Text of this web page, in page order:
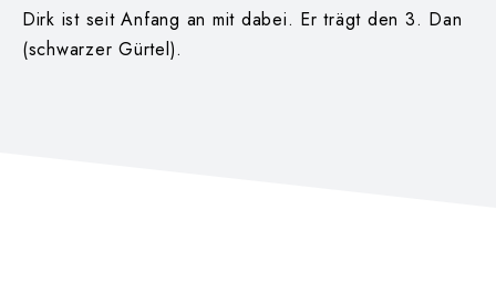
Dirk ist seit Anfang an mit dabei. Er trägt den 3. Dan
(schwarzer Gürtel).